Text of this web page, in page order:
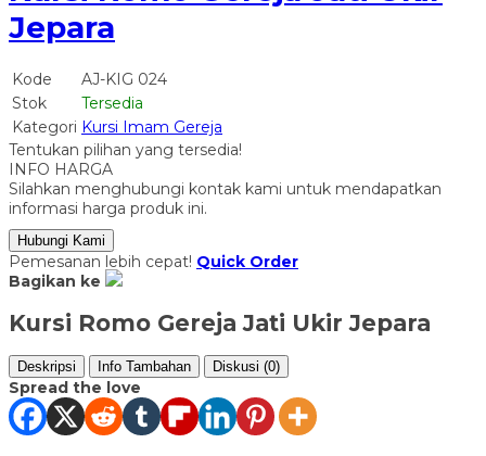
Jepara
Kode
AJ-KIG 024
Stok
Tersedia
Kategori Kursi Imam Gereja
Tentukan pilihan yang tersedia!
INFO HARGA
Silahkan menghubungi kontak kami untuk mendapatkan
informasi harga produk ini.
Hubungi Kami
Pemesanan lebih cepat! Quick Order
Bagikan ke
Kursi Romo Gereja Jati Ukir Jepara
Deskripsi Info Tambahan Diskusi (0)
Spread the love